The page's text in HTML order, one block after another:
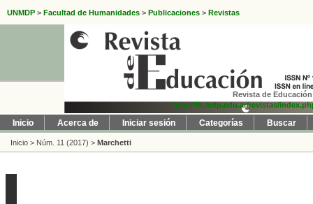
UNMDP > Facultad de Humanidades > Publicaciones > Revistas
Revista de
http://fh.mdp.edu.ar/revistas/
Inicio Acerca de Iniciar sesión Categorías Buscar
Inicio > Núm. 11 (2017) > Marchetti